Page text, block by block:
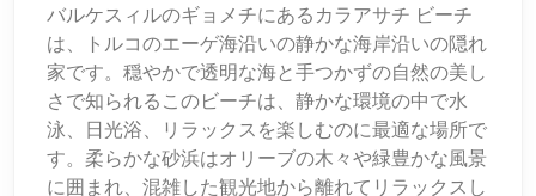
バルケスィルのギョメチにあるカラアサチ ビーチ
は、トルコのエーゲ海沿いの静かな海岸沿いの隠れ
家です。穏やかで透明な海と手つかずの自然の美し
さで知られるこのビーチは、静かな環境の中で水
泳、日光浴、リラックスを楽しむのに最適な場所で
す。柔らかな砂浜はオリーブの木々や緑豊かな風景
に囲まれ、混雑した観光地から離れてリラックスし